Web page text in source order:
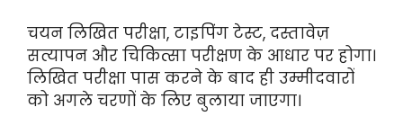
चयन लिखित परीक्षा, टाइपिंग टेस्ट, दस्तावेज़
सत्यापन और चिकित्सा परीक्षण के आधार पर होगा।
लिखित परीक्षा पास करने के बाद ही उम्मीदवारों
को अगले चरणों के लिए बुलाया जाएगा।